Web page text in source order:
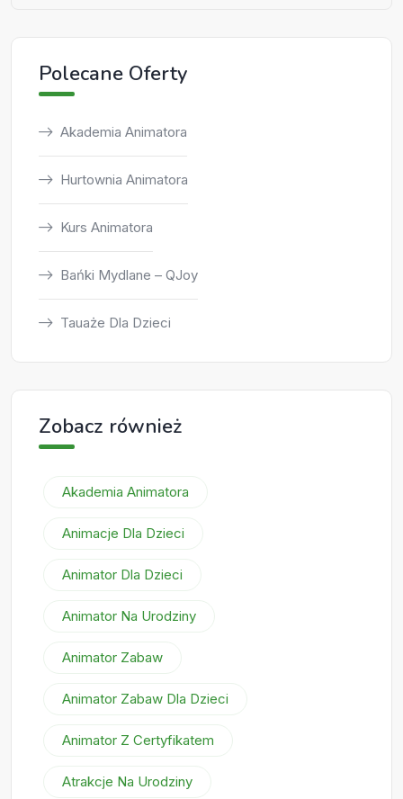
Polecane Oferty
Akademia Animatora
Hurtownia Animatora
Kurs Animatora
Bańki Mydlane – QJoy
Tauaże Dla Dzieci
Zobacz również
Akademia Animatora
Animacje Dla Dzieci
Animator Dla Dzieci
Animator Na Urodziny
Animator Zabaw
Animator Zabaw Dla Dzieci
Animator Z Certyfikatem
Atrakcje Na Urodziny